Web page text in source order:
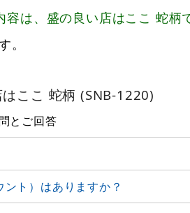
は、盛の良い店はここ 蛇柄
。
ここ 蛇柄 (SNB-1220)
とご回答
ト）はありますか？